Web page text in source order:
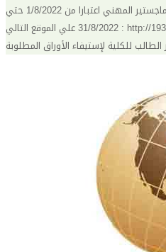
سوف يتم فتح باب التقديم للماجستير المهني اعتبارا من 1/8/2022 حتي
31/8/2022 علي الموقع التالي : http://193.227.5.153/ZAD *وبعد التقديم على